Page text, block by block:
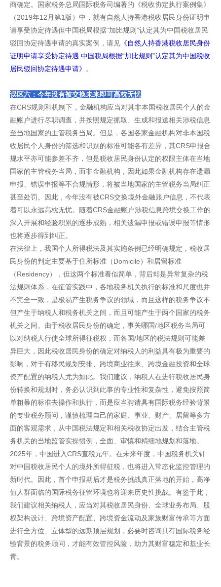
商确定。国家税务总局国际税务司编著的《税收协定执行案例集》
（2019年12月第1版）中，就有自然人持香港税收居民身份证明申
请享受协定待遇但中国税局根据“加比规则”认定其为中国税收居民
驳回协定待遇申请的真实案例，请见 《自然人持香港税收居民身份
证明申请享受协定待遇 中国税局根据“加比规则”认定其为中国税收
居民驳回协定待遇申请》
。
误区六：今年没有被交换未来即可高枕无忧
在CRS规则和机制下，金融机构应当对其非本国税收居民个人的金
融账户进行尽职调查，并按照规定抓取、生成和报送相关涉税信息
至当地国家的主管税务当局。但是，各国各家金融机构对非本国税
收居民个人身份的筛选和识别的标准可能各有差异，其CRS申报合
规水平亦可能参差不齐，但是税收居民身份认定的权限主体在当地
国家的主管税务当局，而非金融机构，因此如果金融机构存在遗漏
申报、错误申报等不合规情形，将被当地国家的主管税务当局纠正
甚至处罚。因此，今年没有被CRS交换境外金融账户信息，不代表
着可以永远高枕无忧。随着CRS金融账户涉税信息跨境交换工作的
深入开展和经验积累的逐步成熟，相关遗漏申报或错误申报等情形
也将逐步得到纠正。
在法律上，我国个人所得税法及其实施条例已经明确规定，税收居
民身份的判定主要基于住所标准（Domicile）和居留标准
（Residency），但这两个标准看似简单，背后却是异常复杂的税
法规则体系，在征管实践中，各地税务机关执行的标准和尺度也并
不完全一致，是极易产生税务争议的领域，而且这样的税务争议不
但产生于纳税人和税务机关之间，而且可能产生于两个国家的税务
机关之间。由于税收居民身份的确定，事关哪国/地区税务当局可
以对纳税人行使全球所得征税权，而各国/地区的税法规则可能差
异巨大，因此税收居民身份的确定对纳税人的利益具有极为重要的
影响，对于有移民规划安排、跨境商业往来、跨境金融投资和全球
资产配置的纳税人尤为如此。我们建议，纳税人在进行税收居民身
份转换和规划时，务必认识到此事的专业性和复杂性，避免按照简
单粗暴的标准去操作和执行，而是应当聘请具有国际税务经验背景
的专业税务顾问，谨慎梳理自己的家庭、事业、财产、居留等多方
面的客观需求，从中国税法规定和相关税收协定出发，结合主管税
务机关的当地监管实操惯例，全面、审慎和精细地规划和落地。
2025年，中国进入CRS查税元年。在未来年度，中国税务机关针
对中国税收居民个人的境外所得征税，也将进入常态化监控管理的
新时代。因此，首个申报期后才是税务挑战真正落地的开始，高净
值人群面临的国际税务征管环境也将迎来历史性挑战。有鉴于此，
我们建议相关纳税人，应当对其税收居民身份、全球业务布局、股
权架构设计、跨境资产配置、跨境资金流动及家族财富传承等方面
进行全方位、立体型的远期顶层规划，必要时咨询具有国际税务经
验背景的税务顾问，才能有效管控风险，助力其财富稳定和基业长
青。